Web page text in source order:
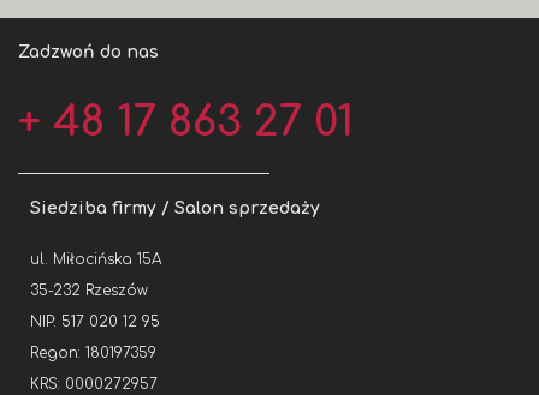
Zadzwoń do nas
+ 48 17 863 27 01
Siedziba firmy / Salon sprzedaży
ul. Miłocińska 15A
35-232 Rzeszów
NIP: 517 020 12 95
Regon: 180197359
KRS: 0000272957